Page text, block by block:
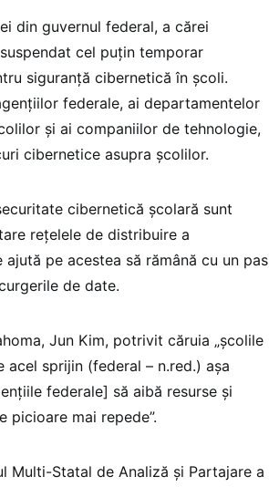
din guvernul federal, a cărei
cel puțin temporar
siguranță cibernetică în școli.
federale, ai departamentelor
și ai companiilor de tehnologie,
cibernetice asupra școlilor.
cibernetică școlară sunt
rețelele de distribuire a
pe acestea să rămână cu un pas
de date.
Jun Kim, potrivit căruia „școlile
sprijin (federal – n.red.) așa
federale] să aibă resurse și
picioare mai repede”.
Multi-Statal de Analiză și Partajare a